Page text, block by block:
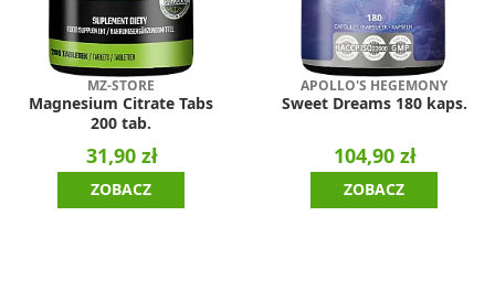
MZ-STORE
Magnesium Citrate Tabs
200 tab.
31,90 zł
ZOBACZ
APOLLO'S HEGEMONY
Sweet Dreams 180 kaps.
104,90 zł
ZOBACZ